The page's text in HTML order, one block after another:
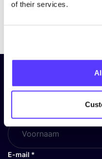
of their services.
Schrijf je in op
en blijf op de
E-mail *